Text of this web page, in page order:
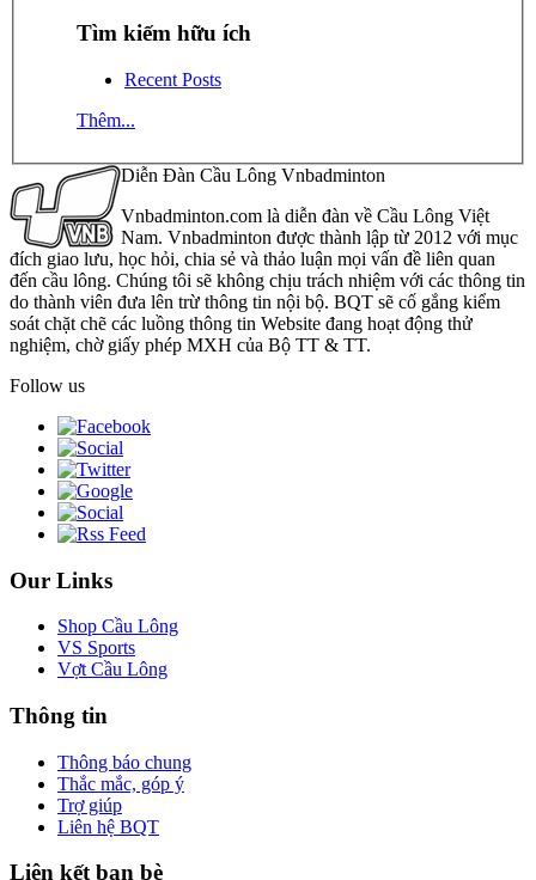
Tìm kiếm hữu ích
Recent Posts
Thêm...
Diễn Đàn Cầu Lông Vnbadminton
Vnbadminton.com là diễn đàn về Cầu Lông Việt
Nam. Vnbadminton được thành lập từ 2012 với mục
đích giao lưu, học hỏi, chia sẻ và thảo luận mọi vấn đề liên quan
đến cầu lông. Chúng tôi sẽ không chịu trách nhiệm với các thông tin
do thành viên đưa lên trừ thông tin nội bộ. BQT sẽ cố gắng kiểm
soát chặt chẽ các luồng thông tin Website đang hoạt động thử
nghiệm, chờ giấy phép MXH của Bộ TT & TT.
Follow us
Our Links
Shop Cầu Lông
VS Sports
Vợt Cầu Lông
Thông tin
Thông báo chung
Thắc mắc, góp ý
Trợ giúp
Liên hệ BQT
Liên kết bạn bè